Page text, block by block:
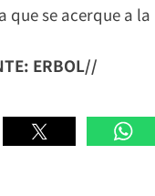
que se acerque a
ERBOL//